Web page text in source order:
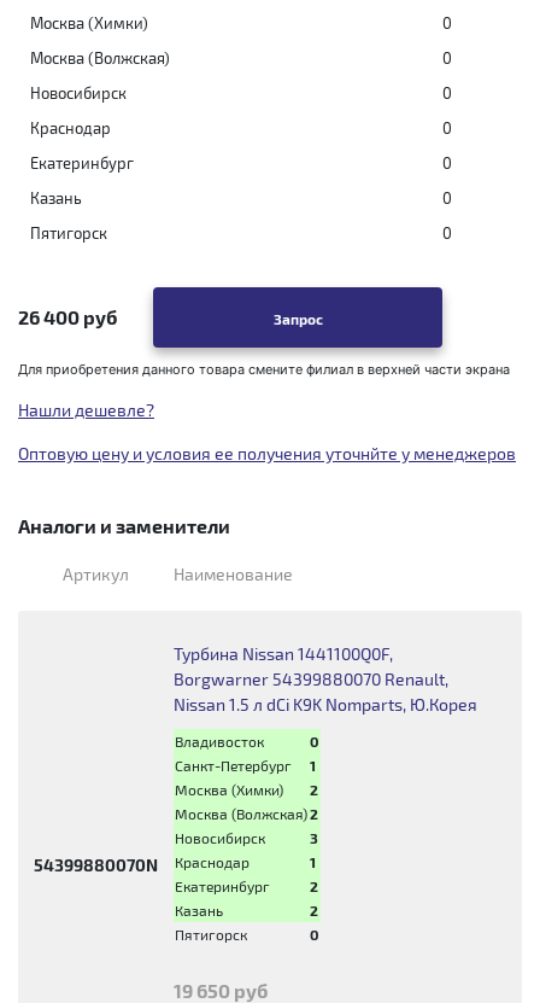
Москва (Химки)
0
Москва (Волжская)
0
Новосибирск
0
Краснодар
0
Екатеринбург
0
Казань
0
Пятигорск
0
26 400 руб Запрос
Для приобретения данного товара смените филиал в верхней части экрана
Нашли дешевле?
Оптовую цену и условия ее получения уточнйте у менеджеров
Аналоги и заменители
Артикул Наименование
54399880070N
Турбина Nissan 1441100Q0F,
Borgwarner 54399880070 Renault,
Nissan 1.5 л dCi K9K Nomparts, Ю.Корея
Владивосток
0
Санкт-Петербург
1
Москва (Химки)
2
Москва (Волжская)2
Новосибирск
3
Краснодар
1
Екатеринбург
2
Казань
2
Пятигорск
0
19 650 руб